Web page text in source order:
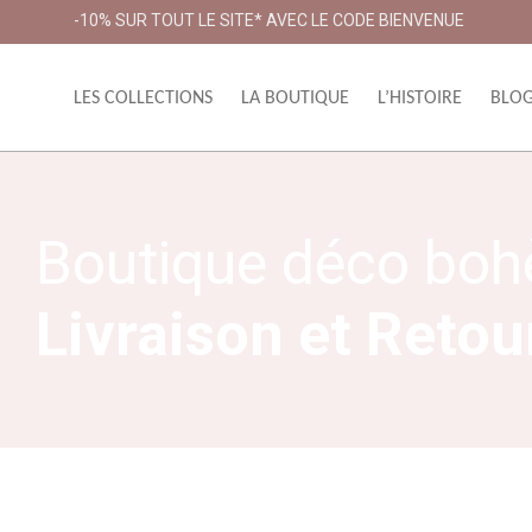
-10% SUR TOUT LE SITE* AVEC LE CODE BIENVENUE
LES COLLECTIONS LA BOUTIQUE L’HISTOIRE